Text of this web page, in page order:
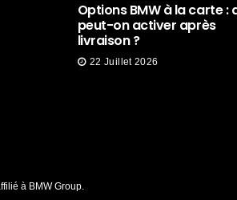
Options BMW à la carte :
peut-on activer après
livraison ?
22 Juillet 2026
à BMW Group.